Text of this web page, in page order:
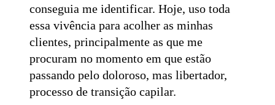
conseguia me identificar. Hoje, uso toda
essa vivência para acolher as minhas
clientes, principalmente as que me
procuram no momento em que estão
passando pelo doloroso, mas libertador,
processo de transição capilar.